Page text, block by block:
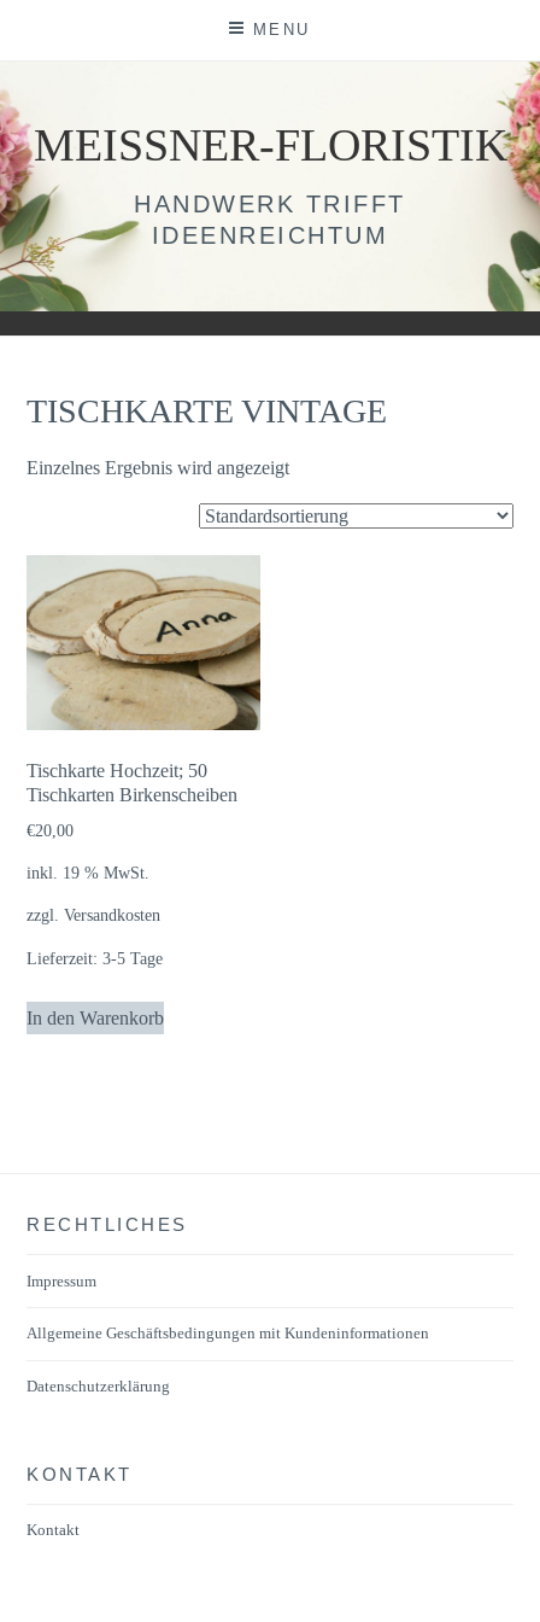
MENU
MEISSNER-FLORISTIK
HANDWERK TRIFFT
IDEENREICHTUM
TISCHKARTE VINTAGE
Einzelnes Ergebnis wird angezeigt
Tischkarte Hochzeit; 50
Tischkarten Birkenscheiben
€20,00
inkl. 19 % MwSt.
zzgl.Versandkosten
Lieferzeit:3-5 Tage
In den Warenkorb
RECHTLICHES
Impressum
Allgemeine Geschäftsbedingungen mit Kundeninformationen
Datenschutzerklärung
KONTAKT
Kontakt